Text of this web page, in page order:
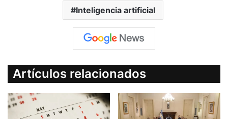
Inteligencia artificial
Artículos relacionados